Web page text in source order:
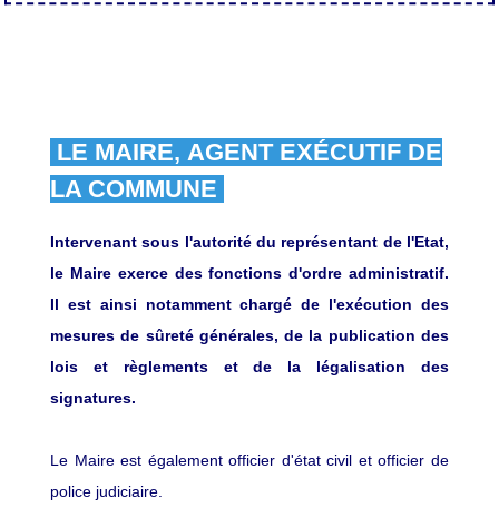
LE MAIRE, AGENT EXÉCUTIF DE
LA COMMUNE
Intervenant sous l'autorité du représentant de l'Etat,
le Maire exerce des fonctions d'ordre administratif.
Il est ainsi notamment chargé de l'exécution des
mesures de sûreté générales, de la publication des
lois et règlements et de la légalisation des
signatures.
Le Maire est également officier d'état civil et officier de
police judiciaire.